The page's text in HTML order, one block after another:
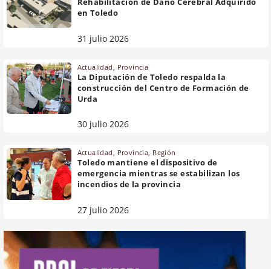
en Toledo
31 julio 2026
Actualidad Provincia
La Diputación de Toledo respalda la
construcción del Centro de Formación de
Urda
30 julio 2026
Actualidad, Provincia, Región
Toledo mantiene el dispositivo de
emergencia mientras se estabilizan los
incendios de la provincia
27 julio 2026